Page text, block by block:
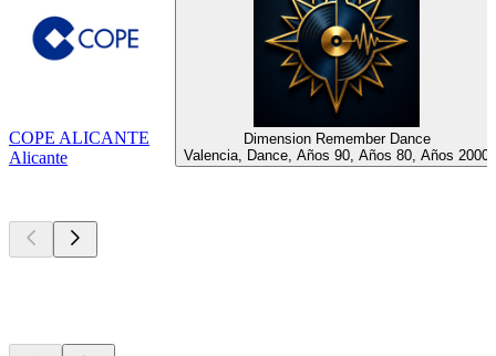
COPE ALICANTE
Alicante
Dimension Remember Dance
Valencia, Dance, Años 90, Años 80, Años 2000